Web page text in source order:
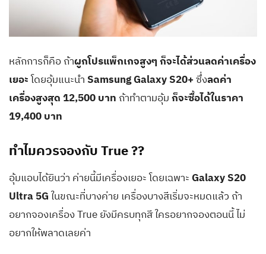
หลักการก็คือ ถ้าผูกโปรแพ็กเกจสูงๆ ก็จะได้ส่วนลดค่าเครื่อง
เยอะ โดยอุ้มแนะนำ Samsung Galaxy S20+ ซึ่งลดค่า
เครื่องสูงสุด 12,500 บาท ถ้าทำตามอุ้ม ก็จะซื้อได้ในราคา
19,400 บาท
ทำไมควรจองกับ True ??
อุ้มแอบได้ยินว่า ค่ายนี้มีเครื่องเยอะ โดยเฉพาะ Galaxy S20
Ultra 5G ในขณะที่บางค่าย เครื่องบางสีเริ่มจะหมดแล้ว ถ้า
อยากจองเครื่อง True ยังมีครบทุกสี ใครอยากจองตอนนี้ ไม่
อยากให้พลาดเลยค่า